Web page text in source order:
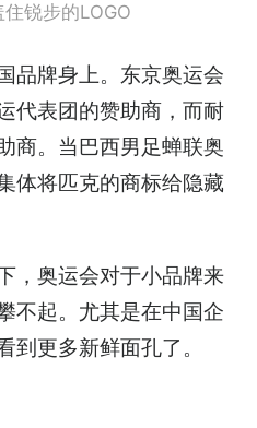
锐步的LOGO
品牌身上。东京奥运会
代表团的赞助商，而耐
商。当巴西男足蝉联奥
体将匹克的商标给隐藏
，奥运会对于小品牌来
不起。尤其是在中国企
到更多新鲜面孔了。